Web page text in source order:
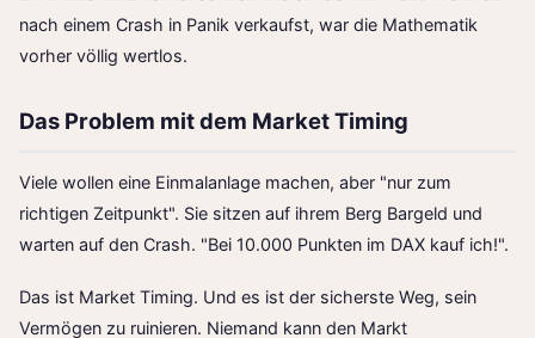
nach einem Crash in Panik verkaufst, war die Mathematik
vorher völlig wertlos.
Das Problem mit dem Market Timing
Viele wollen eine Einmalanlage machen, aber "nur zum
richtigen Zeitpunkt". Sie sitzen auf ihrem Berg Bargeld und
warten auf den Crash. "Bei 10.000 Punkten im DAX kauf ich!".
Das ist Market Timing. Und es ist der sicherste Weg, sein
Vermögen zu ruinieren. Niemand kann den Markt